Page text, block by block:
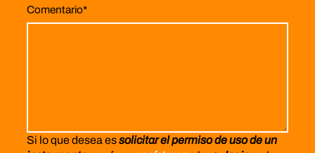
Comentario*
Si lo que desea essolicitar el permiso de uso de un